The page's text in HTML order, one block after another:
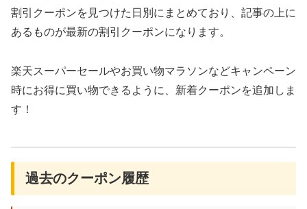
割引クーポンを見つけた日別にまとめており、記事の上に
あるものが最新の割引クーポンになります。
楽天スーパーセールやお買い物マラソンなどキャンペーン
時にお得に買い物できるように、新着クーポンを追加しま
す！
過去のクーポン履歴